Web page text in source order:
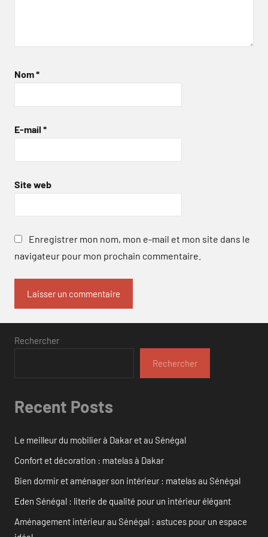
Nom*
E-mail *
Site web
Enregistrer mon nom, mon e-mail et mon site dans le
navigateur pour mon prochain commentaire.
Rechercher
Rechercher
Recent Posts
Le meilleur du mobilier à Dakar et au Sénégal
Confort et décoration : matelas à Dakar
Bien dormir et aménager son intérieur : matelas au Sénégal
Eden Sénégal : literie de qualité pour un intérieur élégant
Aménagement intérieur au Sénégal : astuces pour un espace